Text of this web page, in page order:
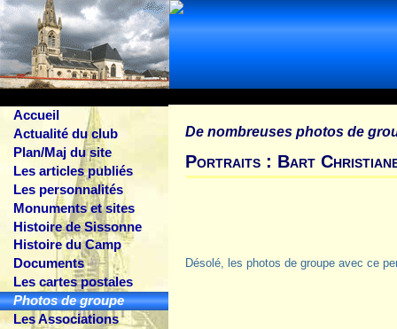
Accueil
Actualité du club
Plan/Maj du site
Les articles publiés
Les personnalités
Monuments et sites
Histoire de Sissonne
Histoire du Camp
Documents
Les cartes postales
Photos de groupe
Les Associations
De nombreuses photos de
Portraits : Bart
Désolé, les photos de groupe avec ce